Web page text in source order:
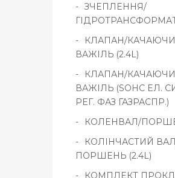
ЗЧЕПЛЕННЯ/
КЛАПАН/
ВАЖІЛЬ (2.4L)
КЛАПАН/
ВАЖІЛЬ (SOHC ЕЛ.
РЕГ. ФАЗ ГАЗРАСПР.)
КОЛЕНВАЛ/
КОЛІНЧАСТИЙ
ПОРШЕНЬ (2.4L)
КОМПЛЕКТ